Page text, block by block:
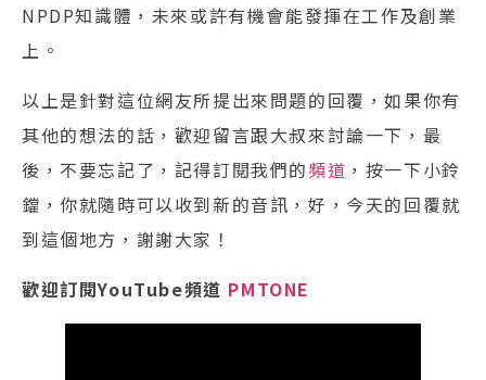
NPDP知識體，未來或許有機會能發揮在工作及創業
上。
以上是針對這位網友所提出來問題的回覆，如果你有
其他的想法的話，歡迎留言跟大叔來討論一下，最
後，不要忘記了，記得訂閱我們的頻道 ，按一下小鈴
鐺，你就隨時可以收到新的音訊，好，今天的回覆就
到這個地方，謝謝大家！
歡迎訂閱YouTube頻道 PMTONE